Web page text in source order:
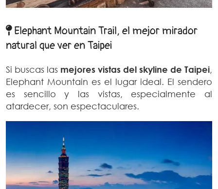
Elephant Mountain Trail, el mejor mirador
natural que ver en Taipei
Si buscas las mejores vistas del skyline de Taipei,
Elephant Mountain es el lugar ideal. El sendero
es sencillo y las vistas, especialmente al
atardecer, son espectaculares.